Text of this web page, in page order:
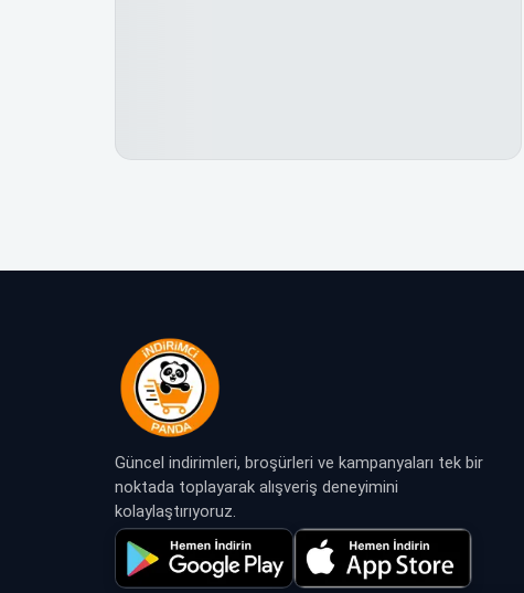
Güncel indirimleri, broşürleri ve kampanyaları tek bir
noktada toplayarak alışveriş deneyimini
kolaylaştırıyoruz.